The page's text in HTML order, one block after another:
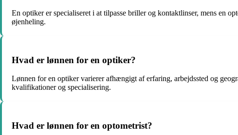
En optiker er specialiseret i at tilpasse briller og kontaktlinser, mens en
øjenheling.
Hvad er lønnen for en optiker?
Lønnen for en optiker varierer afhængigt af erfaring, arbejdssted og
kvalifikationer og specialisering.
Hvad er lønnen for en optometrist?